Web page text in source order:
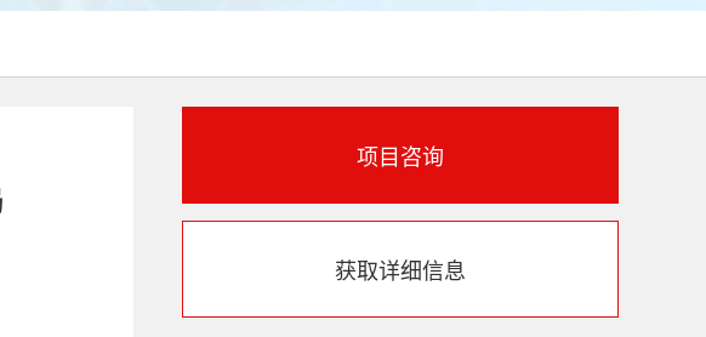
项目咨询
获取详细信息